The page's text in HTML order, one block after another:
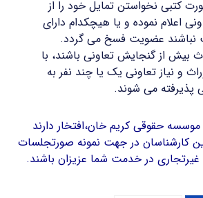
کتبی نخواستن تمایل خود را از
اعلام نموده و یا هیچکدام دارای
نباشند عضویت فسخ می گردد.
بیش از گنجایش تعاونی باشند، با
و نیاز تعاونی یک یا چند نفر به
پذیرفته می شوند.
حقوقی کریم خان،افتخار دارند
کارشناسان در جهت نمونه صورتجلسات
در خدمت شما عزیزان باشند.